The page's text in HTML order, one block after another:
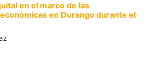
en el marco de las
en Durango durante el